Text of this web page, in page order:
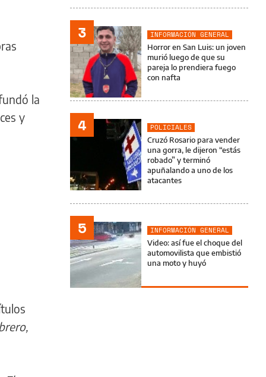
la
y
3
INFORMACIÓN GENERAL
Horror en San Luis: un joven
murió luego de que su
pareja lo prendiera fuego
con nafta
4
POLICIALES
Cruzó Rosario para vender
una gorra, le dijeron “estás
robado” y terminó
apuñalando a uno de los
atacantes
5
INFORMACIÓN GENERAL
Video: así fue el choque del
automovilista que embistió
una moto y huyó